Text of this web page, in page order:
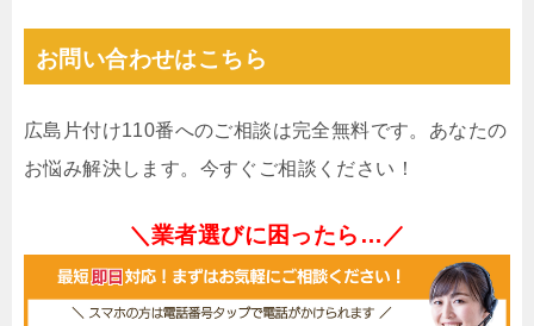
お問い合わせはこちら
広島片付け110番へのご相談は完全無料です。あなたの
お悩み解決します。今すぐご相談ください！
＼業者選びに困ったら…／